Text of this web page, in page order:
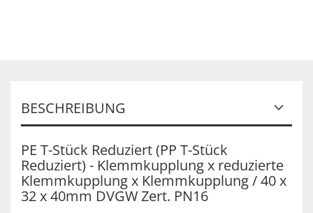
BESCHREIBUNG
PE T-Stück Reduziert (PP T-Stück
Reduziert) - Klemmkupplung x reduzierte
Klemmkupplung x Klemmkupplung / 40 x
32 x 40mm DVGW Zert. PN16